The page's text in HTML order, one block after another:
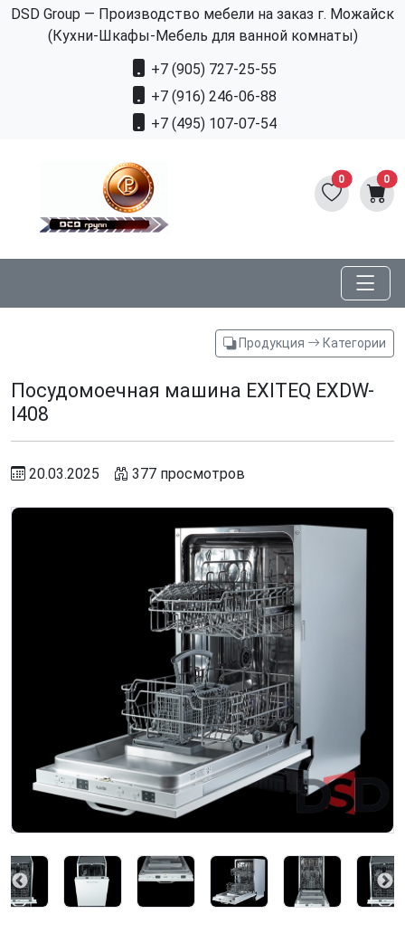
DSD Group — Производство мебели на заказ г. Можайск
(Кухни-Шкафы-Мебель для ванной комнаты)
+7 (905) 727-25-55
+7 (916) 246-06-88
+7 (495) 107-07-54
0 0
Продукция Категории
Посудомоечная машина EXITEQ EXDW-
I408
20.03.2025 377 просмотров